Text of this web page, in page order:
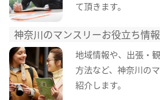
て頂きます。
神奈川のマンスリーお役立ち情報
地域情報や、出張・
方法など、神奈川の
紹介します。